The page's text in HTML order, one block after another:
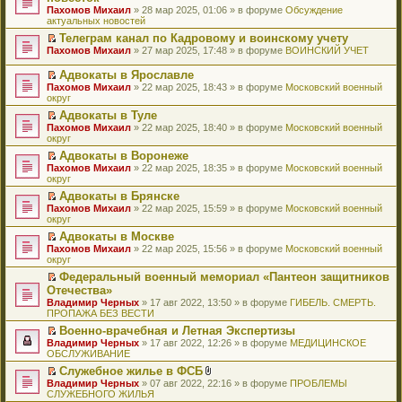
ю
щ
е
н
и
ю
о
о
б
щ
е
н
и
ю
о
м
у
с
о
б
щ
е
н
и
ю
а
н
н
м
у
с
о
о
б
щ
е
н
и
ю
о
ч
и
а
н
н
о
м
у
с
о
о
б
щ
е
н
и
ю
н
е
п
о
и
т
а
н
н
о
м
у
с
о
о
б
щ
е
н
и
ю
в
о
м
у
н
п
р
о
ч
и
т
а
н
н
о
м
у
с
о
о
б
щ
е
н
и
ю
п
е
р
о
м
у
н
е
п
р
о
ч
и
т
а
н
н
о
м
у
с
о
о
б
щ
е
н
и
ю
е
р
е
й
т
к
п
е
р
в
о
м
у
н
е
п
р
о
ч
и
т
а
н
н
о
м
у
с
о
о
б
щ
е
н
и
ю
Пахомов Михаил » 28 мар 2025, 01:06 » в форуме Обсуждение
актуальных новостей
П
р
е
й
т
и
к
п
е
р
в
о
м
у
н
е
п
р
о
ч
и
а
н
н
о
м
у
с
о
о
б
Телеграм канал по Кадровому и воинскому учету
Пахомов Михаил » 27 мар 2025, 17:48 » в форуме ВОИНСКИЙ УЧЕТ
П
е
р
е
й
т
и
к
п
е
р
в
о
м
у
н
е
п
р
о
ч
и
т
а
н
н
о
м
у
с
Адвокаты в Ярославле
Пахомов Михаил » 22 мар 2025, 18:43 » в форуме Московский военный
округ
П
е
р
е
й
т
и
к
п
е
р
в
о
м
у
н
е
п
р
о
ч
и
т
а
н
н
Адвокаты в Туле
Пахомов Михаил » 22 мар 2025, 18:40 » в форуме Московский военный
округ
П
е
р
е
й
т
и
к
п
е
р
в
о
м
у
н
е
п
р
о
ч
и
Адвокаты в Воронеже
Пахомов Михаил » 22 мар 2025, 18:35 » в форуме Московский военный
округ
П
е
р
е
й
т
и
к
п
е
р
в
о
м
у
н
е
п
р
Адвокаты в Брянске
Пахомов Михаил » 22 мар 2025, 15:59 » в форуме Московский военный
округ
П
е
р
е
й
т
и
к
п
е
р
в
о
м
у
Адвокаты в Москве
Пахомов Михаил » 22 мар 2025, 15:56 » в форуме Московский военный
округ
П
е
р
е
й
т
и
к
п
е
р
Федеральный военный мемориал «Пантеон защитников
Отечества»
Владимир Черных » 17 авг 2022, 13:50 » в форуме ГИБЕЛЬ. СМЕРТЬ.
ПРОПАЖА БЕЗ ВЕСТИ
П
е
р
е
й
т
Военно-врачебная и Летная Экспертизы
Владимир Черных » 17 авг 2022, 12:26 » в форуме МЕДИЦИНСКОЕ
ОБСЛУЖИВАНИЕ
П
е
Служебное жилье в ФСБ
В
Владимир Черных » 07 авг 2022, 22:16 » в форуме ПРОБЛЕМЫ
СЛУЖЕБНОГО ЖИЛЬЯ